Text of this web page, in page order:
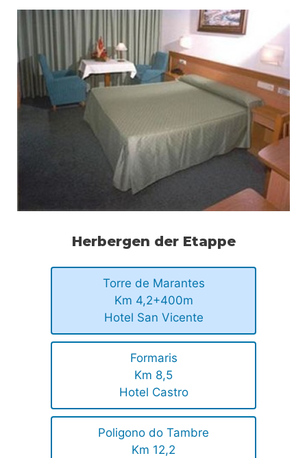
Herbergen der Etappe
Torre de Marantes
Km 4,2+400m
Hotel San Vicente
Formaris
Km 8,5
Hotel Castro
Poligono do Tambre
Km 12,2